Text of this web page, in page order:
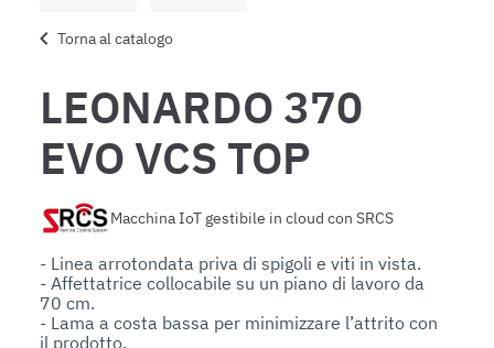
Torna al catalogo
LEONARDO 370
EVO VCS TOP
Macchina IoT gestibile in cloud con SRCS
- Linea arrotondata priva di spigoli e viti in vista.
- Affettatrice collocabile su un piano di lavoro da
70 cm.
- Lama a costa bassa per minimizzare l’attrito con
il prodotto.